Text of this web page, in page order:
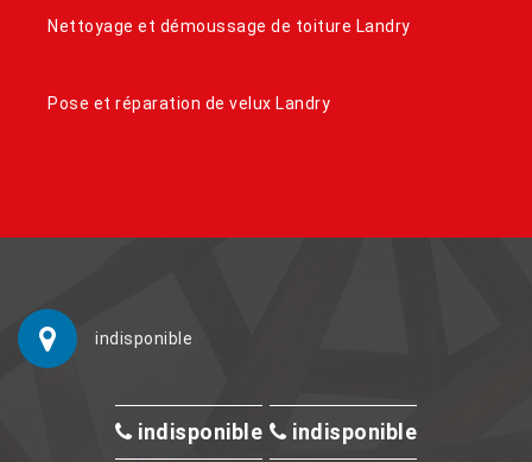
Nettoyage et démoussage de toiture Landry
Pose et réparation de velux Landry
indisponible
indisponible indisponible